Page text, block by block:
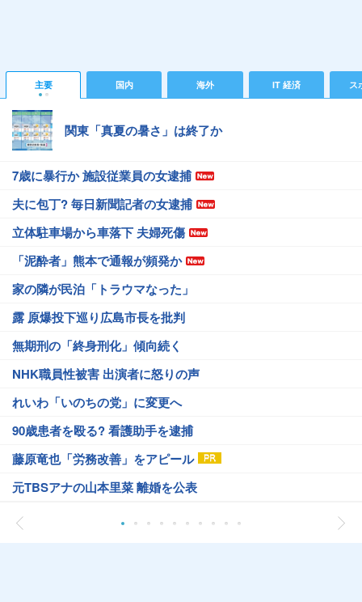
主要 国内 海外 IT 経済 ス
関東「真夏の暑さ」は終了か
7歳に暴行か 施設従業員の女逮捕
夫に包丁? 毎日新聞記者の女逮捕
立体駐車場から車落下 夫婦死傷
「泥酔者」熊本で通報が頻発か
家の隣が民泊「トラウマなった」
露 原爆投下巡り広島市長を批判
無期刑の「終身刑化」傾向続く
NHK職員性被害 出演者に怒りの声
れいわ「いのちの党」に変更へ
90歳患者を殴る? 看護助手を逮捕
藤原竜也「労務改善」をアピール
元TBSアナの山本里菜 離婚を公表